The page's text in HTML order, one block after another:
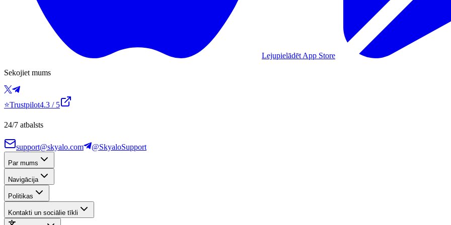
Lejupielādēt App Store
Sekojiet mums
⭐Trustpilot4.3 / 5
24/7 atbalsts
support@skyalo.com @SkyaloSupport
Par mums
Navigācija
Politikas
Kontakti un sociālie tīkli